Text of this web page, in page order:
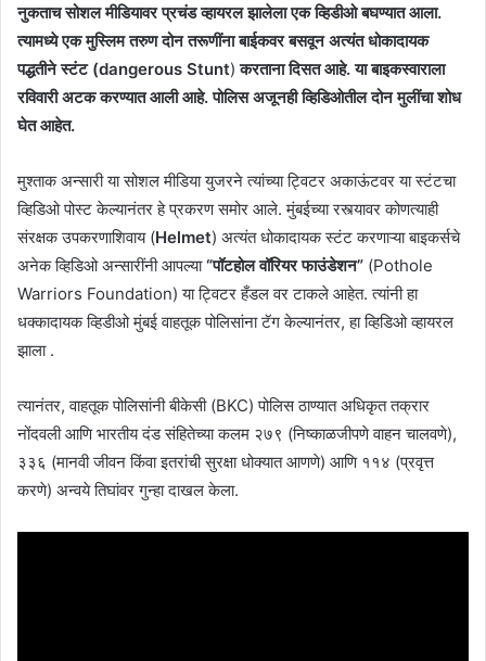
नुकताच सोशल मीडियावर प्रचंड व्हायरल झालेला एक व्हिडीओ बघण्यात आला.
त्यामध्ये एक मुस्लिम तरुण दोन तरूणींना बाईकवर बसवून अत्यंत धोकादायक
पद्धतीने स्टंट (dangerous Stunt)करताना दिसत आहे. या बाइकस्वाराला
रविवारी अटक करण्यात आली आहे. पोलिस अजूनही व्हिडिओतील दोन मुलींचा शोध
घेत आहेत.
मुश्ताक अन्सारी या सोशल मीडिया युजरने त्यांच्या ट्विटर अकाऊंटवर या स्टंटचा
व्हिडिओ पोस्ट केल्यानंतर हे प्रकरण समोर आले. मुंबईच्या रस्त्यावर कोणत्याही
संरक्षक उपकरणाशिवाय (Helmet) अत्यंत धोकादायक स्टंट करणाऱ्या बाइकर्सचे
अनेक व्हिडिओ अन्सारींनी आपल्या“पॉटहोल वॉरियर फाउंडेशन” (Pothole
Warriors Foundation) या ट्विटर हँडल वर टाकले आहेत. त्यांनी हा
धक्कादायक व्हिडीओ मुंबई वाहतूक पोलिसांना टॅग केल्यानंतर, हा व्हिडिओ व्हायरल
झाला .
त्यानंतर, वाहतूक पोलिसांनी बीकेसी (BKC) पोलिस ठाण्यात अधिकृत तक्रार
नोंदवली आणि भारतीय दंड संहितेच्या कलम २७९ (निष्काळजीपणे वाहन चालवणे),
३३६ (मानवी जीवन किंवा इतरांची सुरक्षा धोक्यात आणणे) आणि ११४ (प्रवृत्त
करणे) अन्वये तिघांवर गुन्हा दाखल केला.